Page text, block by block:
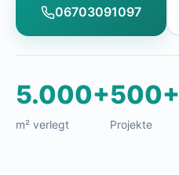
06703091097
5.000+
m² verlegt
500+
Projekte